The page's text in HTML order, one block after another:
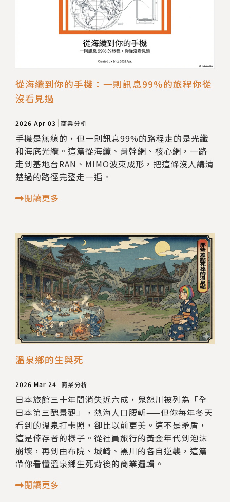
從海纜到你的手機：一則訊息99%的旅程你從
沒看見過
2026 Apr 03 商業分析
手機是無線的，但一則訊息99%的路程走的是光纖
和海底光纜。這篇從海纜、骨幹網、核心網，一路
走到基地台RAN、MIMO波束成形，把這條沒人講清
楚過的路徑完整走一遍。
閱讀更多
溫泉鄉的生與死
2026 Mar 24 商業分析
日本旅館三十年間消失近六成，鬼怒川被列為「全
日本第三醜景觀」，熱海人口腰斬——但你每年冬天
看到的溫泉打卡照，卻比以前更美。這不是矛盾，
這是倖存者的樣子。從社員旅行的黃金年代到泡沫
崩壞，再到由布院、城崎、黑川的各自逆襲，這篇
帶你看懂溫泉鄉生死背後的商業邏輯。
閱讀更多